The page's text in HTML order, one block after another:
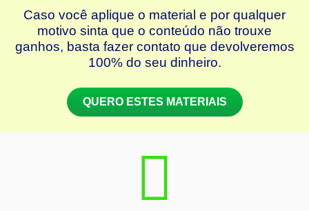
Caso você aplique o material e por qualquer
motivo sinta que o conteúdo não trouxe
ganhos, basta fazer contato que devolveremos
100% do seu dinheiro.
QUERO ESTES MATERIAIS